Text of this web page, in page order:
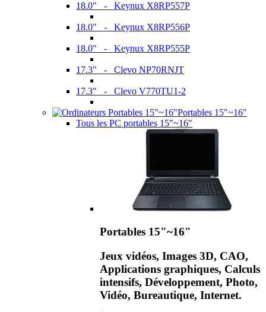
18.0" - Keynux X8RP557P
18.0" - Keynux X8RP556P
18.0" - Keynux X8RP555P
17.3" - Clevo NP70RNJT
17.3" - Clevo V770TU1-2
Portables 15"~16"
Tous les PC portables 15"~16"
Portables 15"~16"
Jeux vidéos, Images 3D, CAO,
Applications graphiques, Calculs
intensifs, Développement, Photo,
Vidéo, Bureautique, Internet.